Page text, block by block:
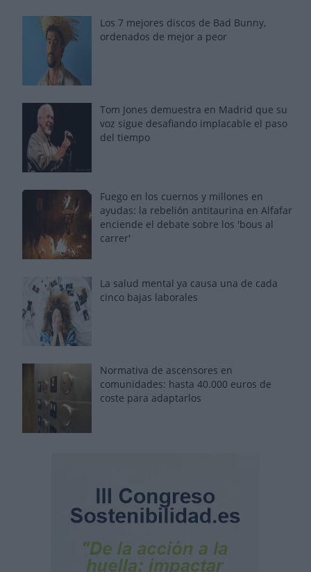
Los 7 mejores discos de Bad Bunny,
ordenados de mejor a peor
Tom Jones demuestra en Madrid que su
voz sigue desafiando implacable el paso
del tiempo
Fuego en los cuernos y millones en
ayudas: la rebelión antitaurina en Alfafar
enciende el debate sobre los 'bous al
carrer'
La salud mental ya causa una de cada
cinco bajas laborales
Normativa de ascensores en
comunidades: hasta 40.000 euros de
coste para adaptarlos